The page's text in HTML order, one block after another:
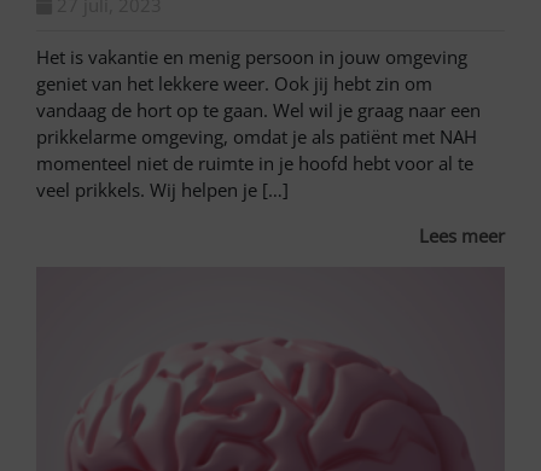
Het is vakantie en menig persoon in jouw omgeving
geniet van het lekkere weer. Ook jij hebt zin om
vandaag de hort op te gaan. Wel wil je graag naar een
prikkelarme omgeving, omdat je als patiënt met NAH
momenteel niet de ruimte in je hoofd hebt voor al te
veel prikkels. Wij helpen je […]
Lees meer